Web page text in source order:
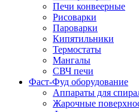
Печи конвеерные
Рисоварки
Пароварки
Кипятильники
Термостаты
Мангалы
СВЧ печи
Фаст-Фуд оборудование
Аппараты для
Жарочные